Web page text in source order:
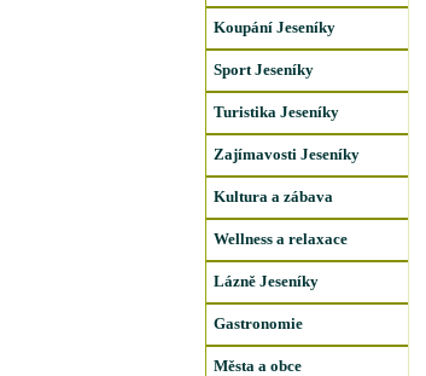
Koupání Jeseníky
Sport Jeseníky
Turistika Jeseníky
Zajímavosti Jeseníky
Kultura a zábava
Wellness a relaxace
Lázně Jeseníky
Gastronomie
Města a obce